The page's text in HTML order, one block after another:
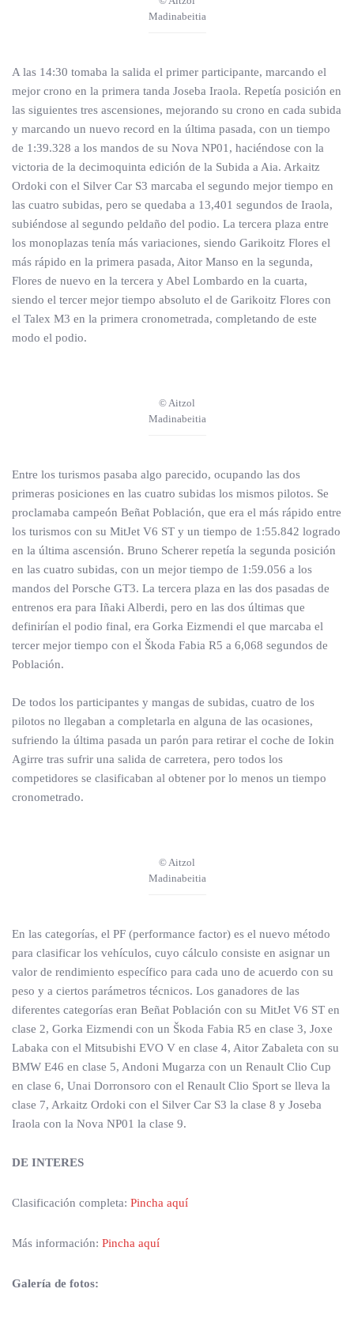
Madinabeitia
A las 14:30 tomaba la salida el primer participante, marcando el
mejor crono en la primera tanda Joseba Iraola. Repetía posición en
las siguientes tres ascensiones, mejorando su crono en cada subida
y marcando un nuevo record en la última pasada, con un tiempo
de 1:39.328 a los mandos de su Nova NP01, haciéndose con la
victoria de la decimoquinta edición de la Subida a Aia. Arkaitz
Ordoki con el Silver Car S3 marcaba el segundo mejor tiempo en
las cuatro subidas, pero se quedaba a 13,401 segundos de Iraola,
subiéndose al segundo peldaño del podio. La tercera plaza entre
los monoplazas tenía más variaciones, siendo Garikoitz Flores el
más rápido en la primera pasada, Aitor Manso en la segunda,
Flores de nuevo en la tercera y Abel Lombardo en la cuarta,
siendo el tercer mejor tiempo absoluto el de Garikoitz Flores con
el Talex M3 en la primera cronometrada, completando de este
modo el podio.
© Aitzol
Madinabeitia
Entre los turismos pasaba algo parecido, ocupando las dos
primeras posiciones en las cuatro subidas los mismos pilotos. Se
proclamaba campeón Beñat Población, que era el más rápido entre
los turismos con su MitJet V6 ST y un tiempo de 1:55.842 logrado
en la última ascensión. Bruno Scherer repetía la segunda posición
en las cuatro subidas, con un mejor tiempo de 1:59.056 a los
mandos del Porsche GT3. La tercera plaza en las dos pasadas de
entrenos era para Iñaki Alberdi, pero en las dos últimas que
definirían el podio final, era Gorka Eizmendi el que marcaba el
tercer mejor tiempo con el Škoda Fabia R5 a 6,068 segundos de
Población.
De todos los participantes y mangas de subidas, cuatro de los
pilotos no llegaban a completarla en alguna de las ocasiones,
sufriendo la última pasada un parón para retirar el coche de Iokin
Agirre tras sufrir una salida de carretera, pero todos los
competidores se clasificaban al obtener por lo menos un tiempo
cronometrado.
© Aitzol
Madinabeitia
En las categorías, el PF (performance factor) es el nuevo método
para clasificar los vehículos, cuyo cálculo consiste en asignar un
valor de rendimiento específico para cada uno de acuerdo con su
peso y a ciertos parámetros técnicos. Los ganadores de las
diferentes categorías eran Beñat Población con su MitJet V6 ST en
clase 2, Gorka Eizmendi con un Škoda Fabia R5 en clase 3, Joxe
Labaka con el Mitsubishi EVO V en clase 4, Aitor Zabaleta con su
BMW E46 en clase 5, Andoni Mugarza con un Renault Clio Cup
en clase 6, Unai Dorronsoro con el Renault Clio Sport se lleva la
clase 7, Arkaitz Ordoki con el Silver Car S3 la clase 8 y Joseba
Iraola con la Nova NP01 la clase 9.
DE INTERES
Clasificación completa: Pincha aquí
Más información: Pincha aquí
Galería de fotos: